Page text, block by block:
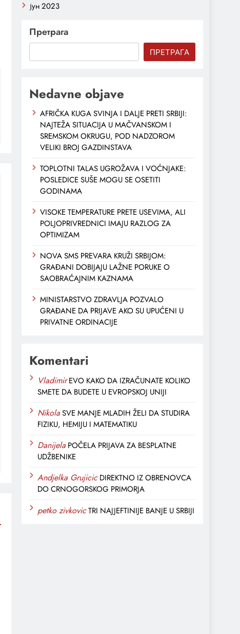
јун 2023
Претрага
ПРЕТРАГА
Nedavne objave
AFRIČKA KUGA SVINJA I DALJE PRETI SRBIJI:
NAJTEŽA SITUACIJA U MAČVANSKOM I
SREMSKOM OKRUGU, POD NADZOROM
VELIKI BROJ GAZDINSTAVA
TOPLOTNI TALAS UGROŽAVA I VOĆNJAKE:
POSLEDICE SUŠE MOGU SE OSETITI
GODINAMA
VISOKE TEMPERATURE PRETE USEVIMA, ALI
POLJOPRIVREDNICI IMAJU RAZLOG ZA
OPTIMIZAM
NOVA SMS PREVARA KRUŽI SRBIJOM:
GRAĐANI DOBIJAJU LAŽNE PORUKE O
SAOBRAĆAJNIM KAZNAMA
MINISTARSTVO ZDRAVLJA POZVALO
GRAĐANE DA PRIJAVE AKO SU UPUĆENI U
PRIVATNE ORDINACIJE
Komentari
Vladimir EVO KAKO DA IZRAČUNATE KOLIKO
SMETE DA BUDETE U EVROPSKOJ UNIJI
NikolaSVE MANJE MLADIH ŽELI DA STUDIRA
FIZIKU, HEMIJU I MATEMATIKU
Danijela POČELA PRIJAVA ZA BESPLATNE
UDŽBENIKE
Andjelka Grujicic DIREKTNO IZ OBRENOVCA
DO CRNOGORSKOG PRIMORJA
petko zivkovicTRI NAJJEFTINIJE BANJE U SRBIJI